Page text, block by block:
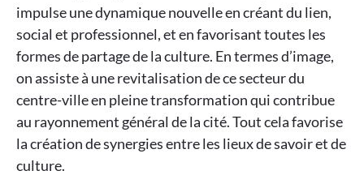
impulse une dynamique nouvelle en créant du lien,
social et professionnel, et en favorisant toutes les
formes de partage de la culture. En termes d’image,
on assiste à une revitalisation de ce secteur du
centre-ville en pleine transformation qui contribue
au rayonnement général de la cité. Tout cela favorise
la création de synergies entre les lieux de savoir et de
culture.